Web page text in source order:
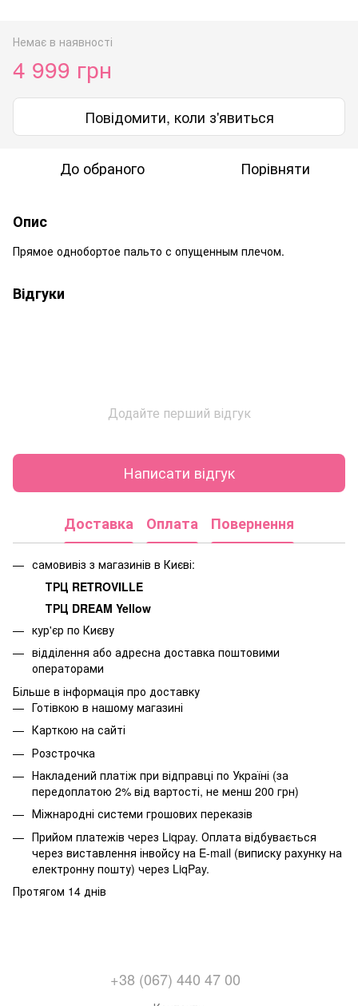
Немає в наявності
4 999 грн
Повідомити, коли з'явиться
До обраного Порівняти
Опис
Прямое однобортое пальто с опущенным плечом.
Відгуки
Додайте перший відгук
Написати відгук
Доставка Оплата Повернення
самовивіз з магазинів в Києві:
ТРЦ RETROVILLE
ТРЦ DREAM Yellow
кур'єр по Києву
відділення або адресна доставка поштовими
операторами
Більше в інформація про доставку
Готівкою в нашому магазині
Карткою на сайті
Розстрочка
Накладений платіж при відправці по Україні (за
передоплатою 2% від вартості, не менш 200 грн)
Міжнародні системи грошових переказів
Прийом платежів через Liqpay. Оплата відбувається
через виставлення інвойсу на E-mail (виписку рахунку на
електронну пошту) через LiqPay.
Протягом 14 днів
+38 (067) 440 47 00